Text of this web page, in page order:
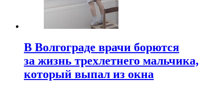
В Волгограде врачи борются
за жизнь трехлетнего мальчика,
который выпал из окна